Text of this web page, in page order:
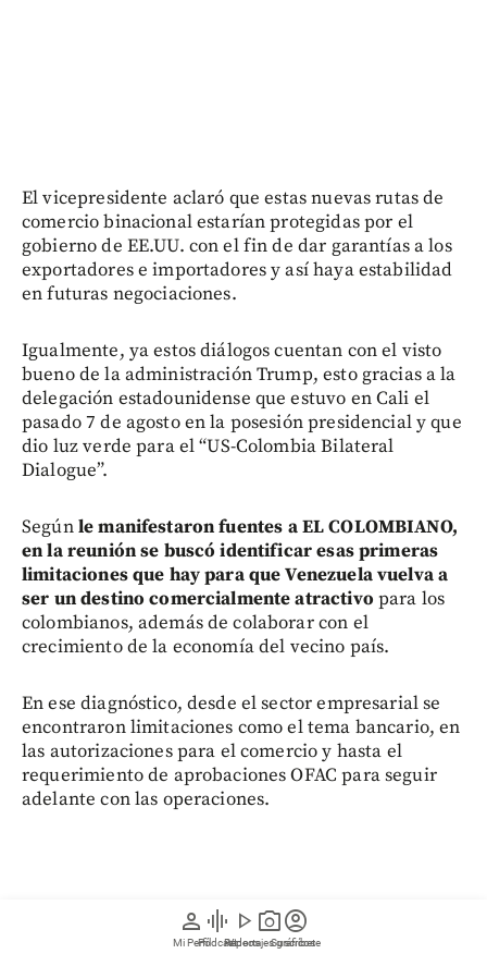
person
Mi Perfil
graphic_eq
Pódcast
play_arrow
Videos
photo_camera
Reportajes gráficos
account_circle
Suscríbete
El vicepresidente aclaró que estas nuevas rutas de
comercio binacional estarían protegidas por el
gobierno de EE.UU. con el fin de dar garantías a los
exportadores e importadores y así haya estabilidad
en futuras negociaciones.
Igualmente, ya estos diálogos cuentan con el visto
bueno de la administración Trump, esto gracias a la
delegación estadounidense que estuvo en Cali el
pasado 7 de agosto en la posesión presidencial y que
dio luz verde para el “US-Colombia Bilateral
Dialogue”.
Segúnle manifestaron fuentes a EL COLOMBIANO,
en la reunión se buscó identificar esas primeras
limitaciones que hay para que Venezuela vuelva a
ser un destino comercialmente atractivo para los
colombianos, además de colaborar con el
crecimiento de la economía del vecino país.
En ese diagnóstico, desde el sector empresarial se
encontraron limitaciones como el tema bancario, en
las autorizaciones para el comercio y hasta el
requerimiento de aprobaciones OFAC para seguir
adelante con las operaciones.